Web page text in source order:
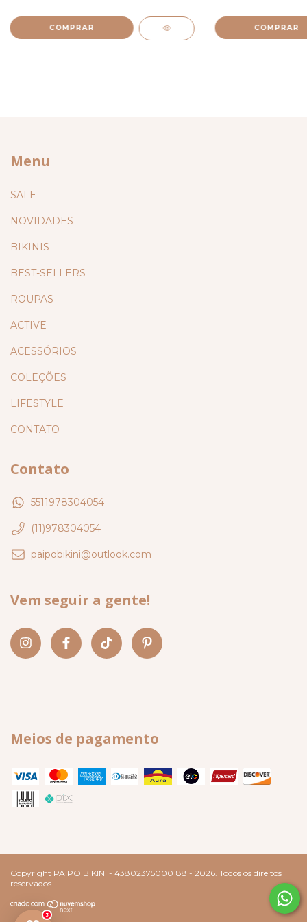
COMPRAR COMPRAR
Menu
SALE
NOVIDADES
BIKINIS
BEST-SELLERS
ROUPAS
ACTIVE
ACESSÓRIOS
COLEÇÕES
LIFESTYLE
CONTATO
Contato
5511978304054
(11)978304054
paipobikini@outlook.com
Vem seguir a gente!
Meios de pagamento
Copyright PAIPO BIKINI - 43802375000188 - 2026. Todos os direitos
reservados.
3